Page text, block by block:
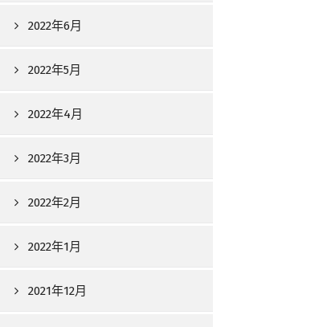
2022年6月
2022年5月
2022年4月
2022年3月
2022年2月
2022年1月
2021年12月